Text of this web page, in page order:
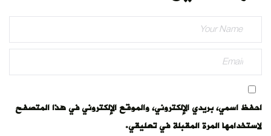
احفظ اسمي، بريدي الإلكتروني، والموقع الإلكتروني في هذا المتصفح
لاستخدامها المرة المقبلة في تعليقي.